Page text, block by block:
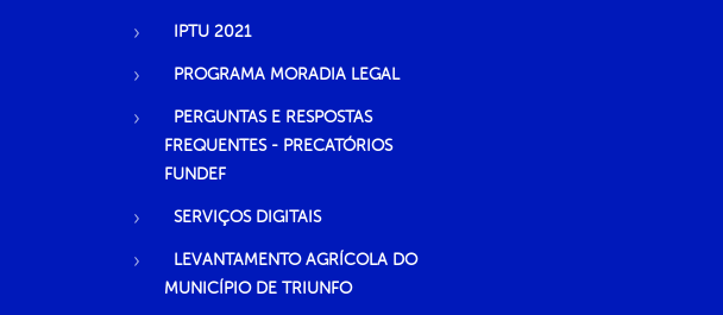
IPTU 2021
PROGRAMA MORADIA LEGAL
PERGUNTAS E RESPOSTAS
FREQUENTES - PRECATÓRIOS
FUNDEF
SERVIÇOS DIGITAIS
LEVANTAMENTO AGRÍCOLA DO
MUNICÍPIO DE TRIUNFO